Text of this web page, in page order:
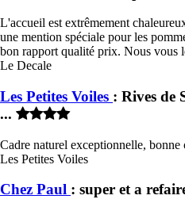
L'accueil est extrêmement
une mention spéciale pour les
bon rapport qualité prix. Nous vous
Le Decale
Les Petites Voiles : Rives de
...
Cadre naturel exceptionnelle,
Les Petites Voiles
Chez Paul : super et a